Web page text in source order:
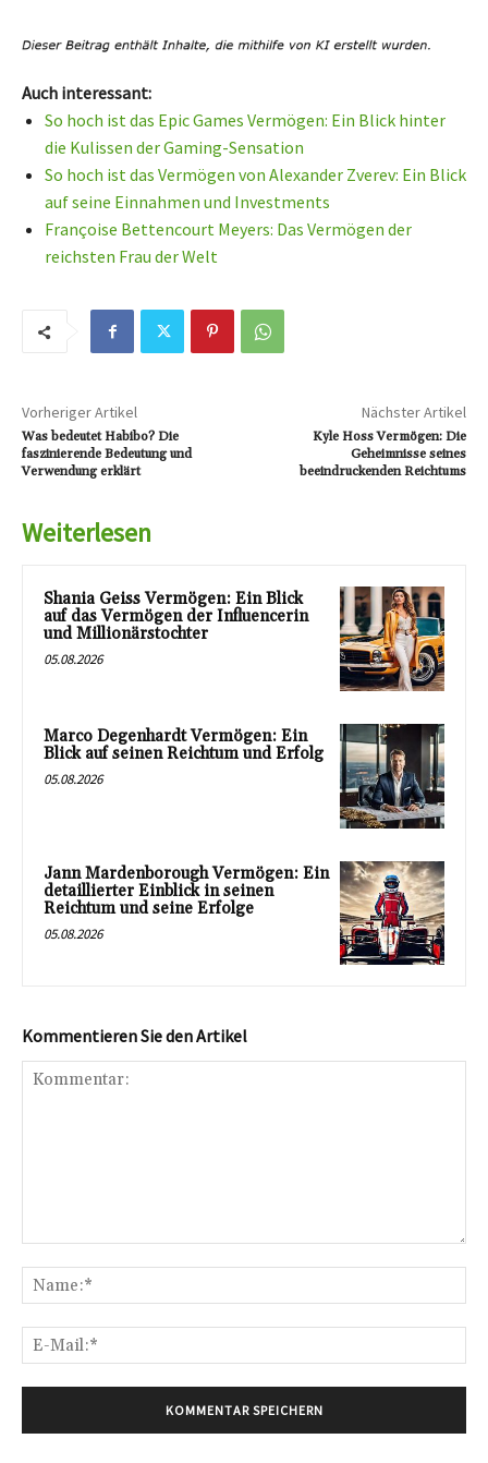
Auch interessant:
So hoch ist das Epic Games Vermögen: Ein Blick hinter
die Kulissen der Gaming-Sensation
So hoch ist das Vermögen von Alexander Zverev: Ein Blick
auf seine Einnahmen und Investments
Françoise Bettencourt Meyers: Das Vermögen der
reichsten Frau der Welt
Vorheriger Artikel
Was bedeutet Habibo? Die
faszinierende Bedeutung und
Verwendung erklärt
Nächster Artikel
Kyle Hoss Vermögen: Die
Geheimnisse seines
beeindruckenden Reichtums
Weiterlesen
Shania Geiss Vermögen: Ein Blick
auf das Vermögen der Influencerin
und Millionärstochter
05.08.2026
Marco Degenhardt Vermögen: Ein
Blick auf seinen Reichtum und Erfolg
05.08.2026
Jann Mardenborough Vermögen: Ein
detaillierter Einblick in seinen
Reichtum und seine Erfolge
05.08.2026
Kommentieren Sie den Artikel